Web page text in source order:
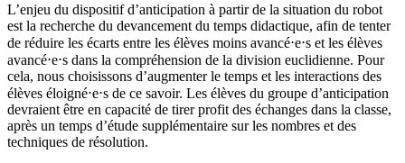
L’enjeu du dispositif d’anticipation à partir de la situation du robot
est la recherche du devancement du temps didactique, afin de tenter
de réduire les écarts entre les élèves moins avancé⋅e⋅s et les élèves
avancé⋅e⋅s dans la compréhension de la division euclidienne. Pour
cela, nous choisissons d’augmenter le temps et les interactions des
élèves éloigné⋅e⋅s de ce savoir. Les élèves du groupe d’anticipation
devraient être en capacité de tirer profit des échanges dans la classe,
après un temps d’étude supplémentaire sur les nombres et des
techniques de résolution.